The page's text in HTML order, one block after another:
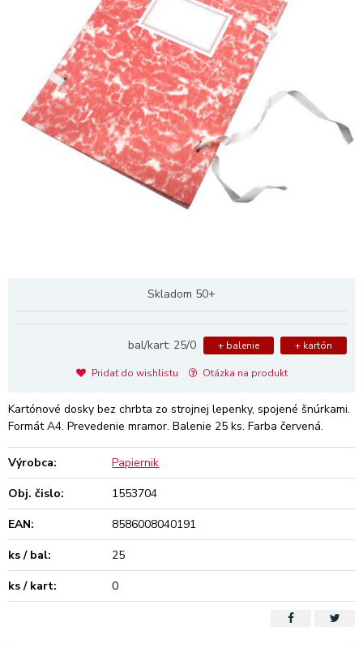
Skladom 50+
bal/kart: 25/0 + balenie + kartón
Pridať do wishlistu Otázka na produkt
Kartónové dosky bez chrbta zo strojnej lepenky, spojené šnúrkami.
Formát A4. Prevedenie mramor. Balenie 25 ks. Farba červená.
Výrobca:
Papiernik
Obj. čislo:
1553704
EAN:
8586008040191
ks / bal:
25
ks / kart:
0